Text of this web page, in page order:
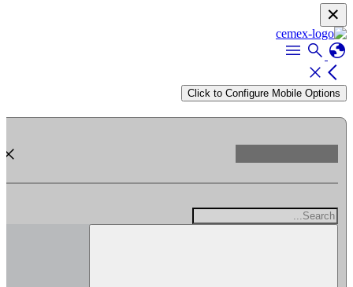
✕
globe
search
menu
arrow_back_ios
close
Click to Configure Mobile Options
close